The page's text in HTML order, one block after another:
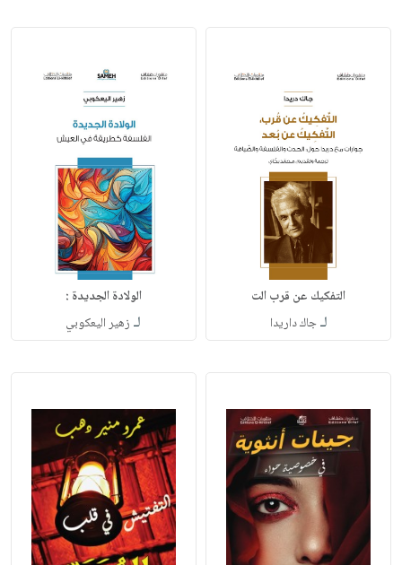
التفكيك عن قرب الت
لـجاك داريدا
الولادة الجديدة :
لـ زهير اليعكوبي